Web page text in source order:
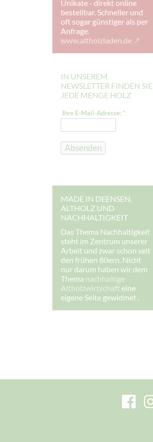
Unikate - direkt online
bestellbar. Schneller und
oft sogar günstiger als per
Anfrage.
www.altholzladen.de
IN UNSEREM
NEWSLETTER FINDEN SIE
JEDE MENGE HOLZ
h
e
M
d
r
e
s
e
:
I
h
r
e
Ihre E-Mail-Adresse: *
Absenden
MADE IN DEENSEN,
ALTHOLZ UND
NACHHALTIGKEIT
Das Thema Nachhaltigkeit
steht im Zentrum unserer
Arbeit und zwar schon seit
den frühen 80ern. Nicht
nur darum haben wir dem
Thema nachhaltige
Altholzwirtschaft eine
eigene Seite gewidmet .